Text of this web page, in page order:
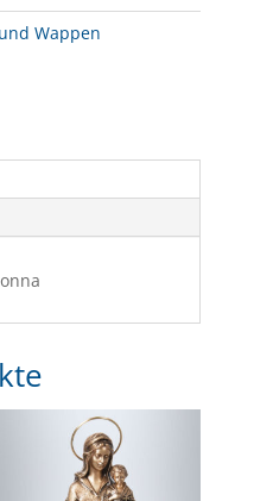
Wappen